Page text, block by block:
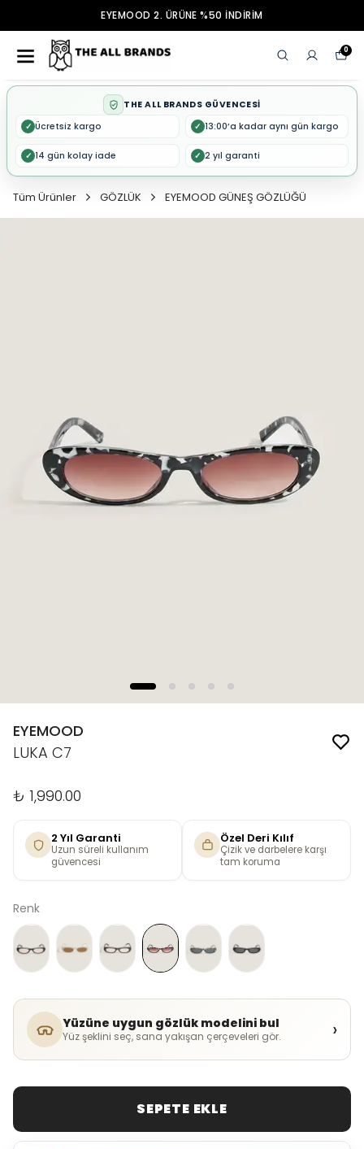
EYEMOOD 2. ÜRÜNE %50 İNDİRİM
0
THE ALL BRANDS GÜVENCESİ
✓ Ücretsiz kargo ✓ 13:00’a kadar aynı gün kargo
✓ 14 gün kolay iade ✓ 2 yıl garanti
Tüm Ürünler GÖZLÜK EYEMOOD GÜNEŞ GÖZLÜĞÜ
EYEMOOD
LUKA C7
₺ 1,990.00
2 Yıl Garanti
Uzun süreli kullanım
güvencesi
Özel Deri Kılıf
Çizik ve darbelere karşı
tam koruma
Renk
Yüzüne uygun gözlük modelini bul
Yüz şeklini seç, sana yakışan çerçeveleri gör. ›
SEPETE EKLE